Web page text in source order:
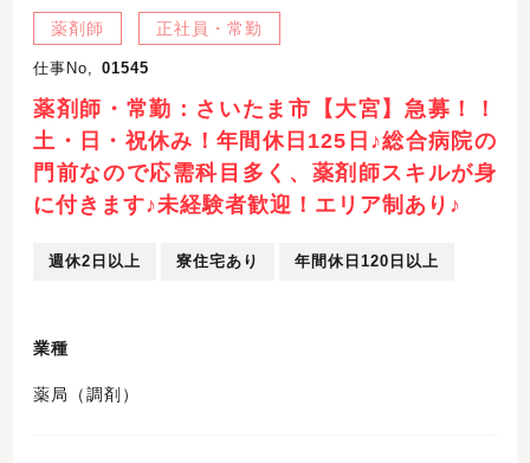
薬剤師 正社員・常勤
仕事No, 01545
薬剤師・常勤：さいたま市【大宮】急募！！
土・日・祝休み！年間休日125日♪総合病院の
門前なので応需科目多く、薬剤師スキルが身
に付きます♪未経験者歓迎！エリア制あり♪
週休2日以上 寮住宅あり 年間休日120日以上
業種
薬局（調剤）